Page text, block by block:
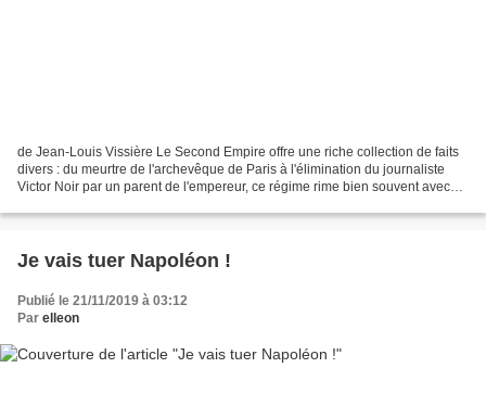
de Jean-Louis Vissière Le Second Empire offre une riche collection de faits
divers : du meurtre de l'archevêque de Paris à l'élimination du journaliste
Victor Noir par un parent de l'empereur, ce régime rime bien souvent avec
Je vais tuer Napoléon !
Publié le 21/11/2019 à 03:12
Par elleon